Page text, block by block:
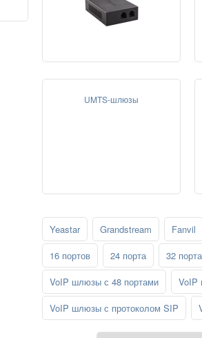
UMTS-шлюзы
Yeastar Grandstream Fanvil
16 портов
24 порта 32 порта
VoIP шлюзы с 48 портами
VoIP
VoIP шлюзы с протоколом SIP